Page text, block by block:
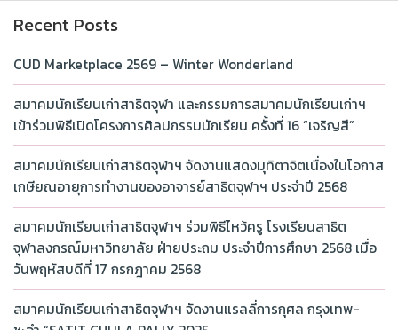
Recent Posts
CUD Marketplace 2569 – Winter Wonderland
สมาคมนักเรียนเก่าสาธิตจุฬา และกรรมการสมาคมนักเรียนเก่าฯ
เข้าร่วมพิธีเปิดโครงการศิลปกรรมนักเรียน ครั้งที่ 16 “เจริญสี”
สมาคมนักเรียนเก่าสาธิตจุฬาฯ จัดงานแสดงมุทิตาจิตเนื่องในโอกาส
เกษียณอายุการทำงานของอาจารย์สาธิตจุฬาฯ ประจำปี 2568
สมาคมนักเรียนเก่าสาธิตจุฬาฯ ร่วมพิธีไหว้ครู โรงเรียนสาธิต
จุฬาลงกรณ์มหาวิทยาลัย ฝ่ายประถม ประจำปีการศึกษา 2568 เมื่อ
วันพฤหัสบดีที่ 17 กรกฎาคม 2568
สมาคมนักเรียนเก่าสาธิตจุฬาฯ จัดงานแรลลี่การกุศล กรุงเทพ-